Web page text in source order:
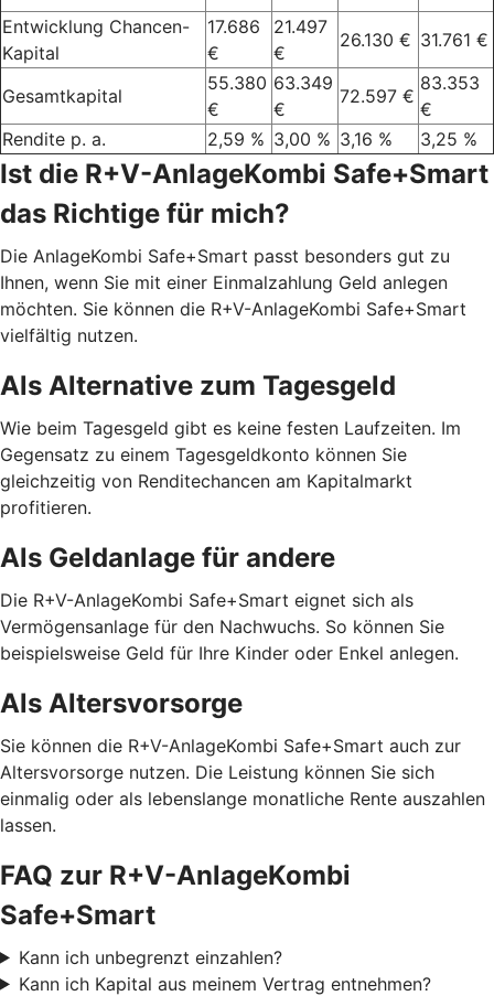
Entwicklung Chancen-
Kapital
17.686
€
21.497
€
26.130 € 31.761 €
Gesamtkapital
55.380
€
63.349
€
72.597 €
83.353
€
Rendite p. a.
2,59 % 3,00 % 3,16 % 3,25 %
Ist die R+V-AnlageKombi Safe+Smart
das Richtige für mich?
Die AnlageKombi Safe+Smart passt besonders gut zu
Ihnen, wenn Sie mit einer Einmalzahlung Geld anlegen
möchten. Sie können die R+V-AnlageKombi Safe+Smart
vielfältig nutzen.
Als Alternative zum Tagesgeld
Wie beim Tagesgeld gibt es keine festen Laufzeiten. Im
Gegensatz zu einem Tagesgeldkonto können Sie
gleichzeitig von Renditechancen am Kapitalmarkt
profitieren.
Als Geldanlage für andere
Die R+V-AnlageKombi Safe+Smart eignet sich als
Vermögensanlage für den Nachwuchs. So können Sie
beispielsweise Geld für Ihre Kinder oder Enkel anlegen.
Als Altersvorsorge
Sie können die R+V-AnlageKombi Safe+Smart auch zur
Altersvorsorge nutzen. Die Leistung können Sie sich
einmalig oder als lebenslange monatliche Rente auszahlen
lassen.
FAQ zur R+V-AnlageKombi
Safe+Smart
Kann ich unbegrenzt einzahlen?
Kann ich Kapital aus meinem Vertrag entnehmen?